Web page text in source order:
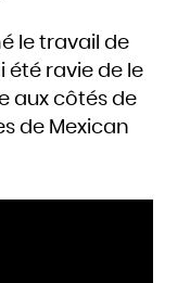
le travail de
été ravie de le
aux côtés de
de Mexican